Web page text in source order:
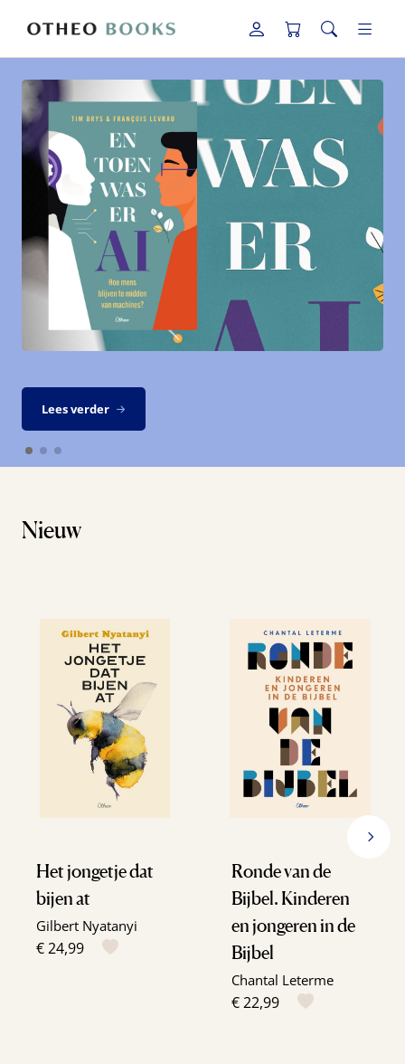
Lees verder
Nieuw
Het jongetje dat
bijen at
Gilbert Nyatanyi
€ 24,99
Ronde van de
Bijbel. Kinderen
en jongeren in de
Bijbel
Chantal Leterme
€ 22,99